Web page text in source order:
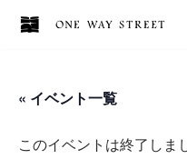
テ
ツ
« イベント一覧
このイベントは終了しま